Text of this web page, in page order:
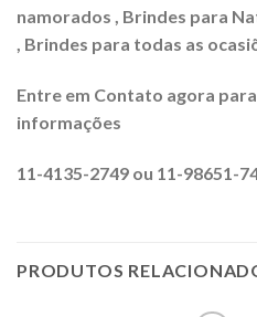
namorados , Brindes para
, Brindes para todas as
Entre em Contato agora
informações
11-4135-2749 ou 11-98651-
PRODUTOS